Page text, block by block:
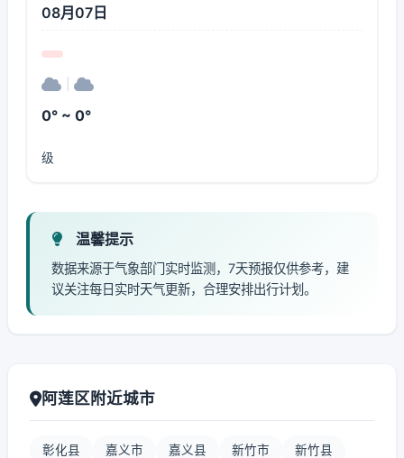
08月07日
0° ~ 0°
级
温馨提示
数据来源于气象部门实时监测，7天预报仅供参考，建
议关注每日实时天气更新，合理安排出行计划。
阿莲区附近城市
彰化县 嘉义市 嘉义县 新竹市 新竹县